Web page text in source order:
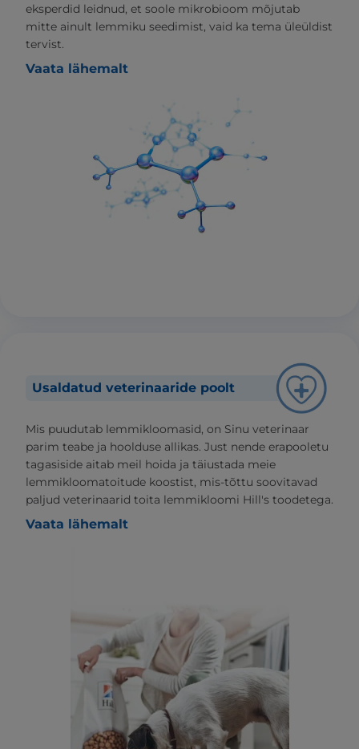
eksperdid leidnud, et soole mikrobioom mõjutab
mitte ainult lemmiku seedimist, vaid ka tema üleüldist
tervist.
Vaata lähemalt
Usaldatud veterinaaride poolt
Mis puudutab lemmikloomasid, on Sinu veterinaar
parim teabe ja hoolduse allikas. Just nende erapooletu
tagasiside aitab meil hoida ja täiustada meie
lemmikloomatoitude koostist, mis-tõttu soovitavad
paljud veterinaarid toita lemmikloomi Hill's toodetega.
Vaata lähemalt